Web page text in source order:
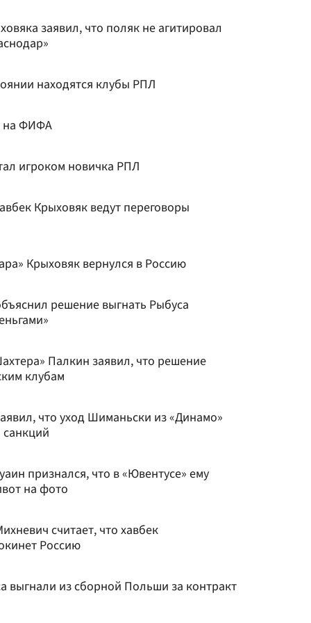
заявил, что поляк не агитировал
находятся клубы РПЛ
на ФИФА
игроком новичка РПЛ
Крыховяк ведут переговоры
Крыховяк вернулся в Россию
решение выгнать Рыбуса
Палкин заявил, что решение
клубам
что уход Шиманьски из «Динамо»
санкций
признался, что в «Ювентусе» ему
на фото
считает, что хавбек
Россию
выгнали из сборной Польши за контракт